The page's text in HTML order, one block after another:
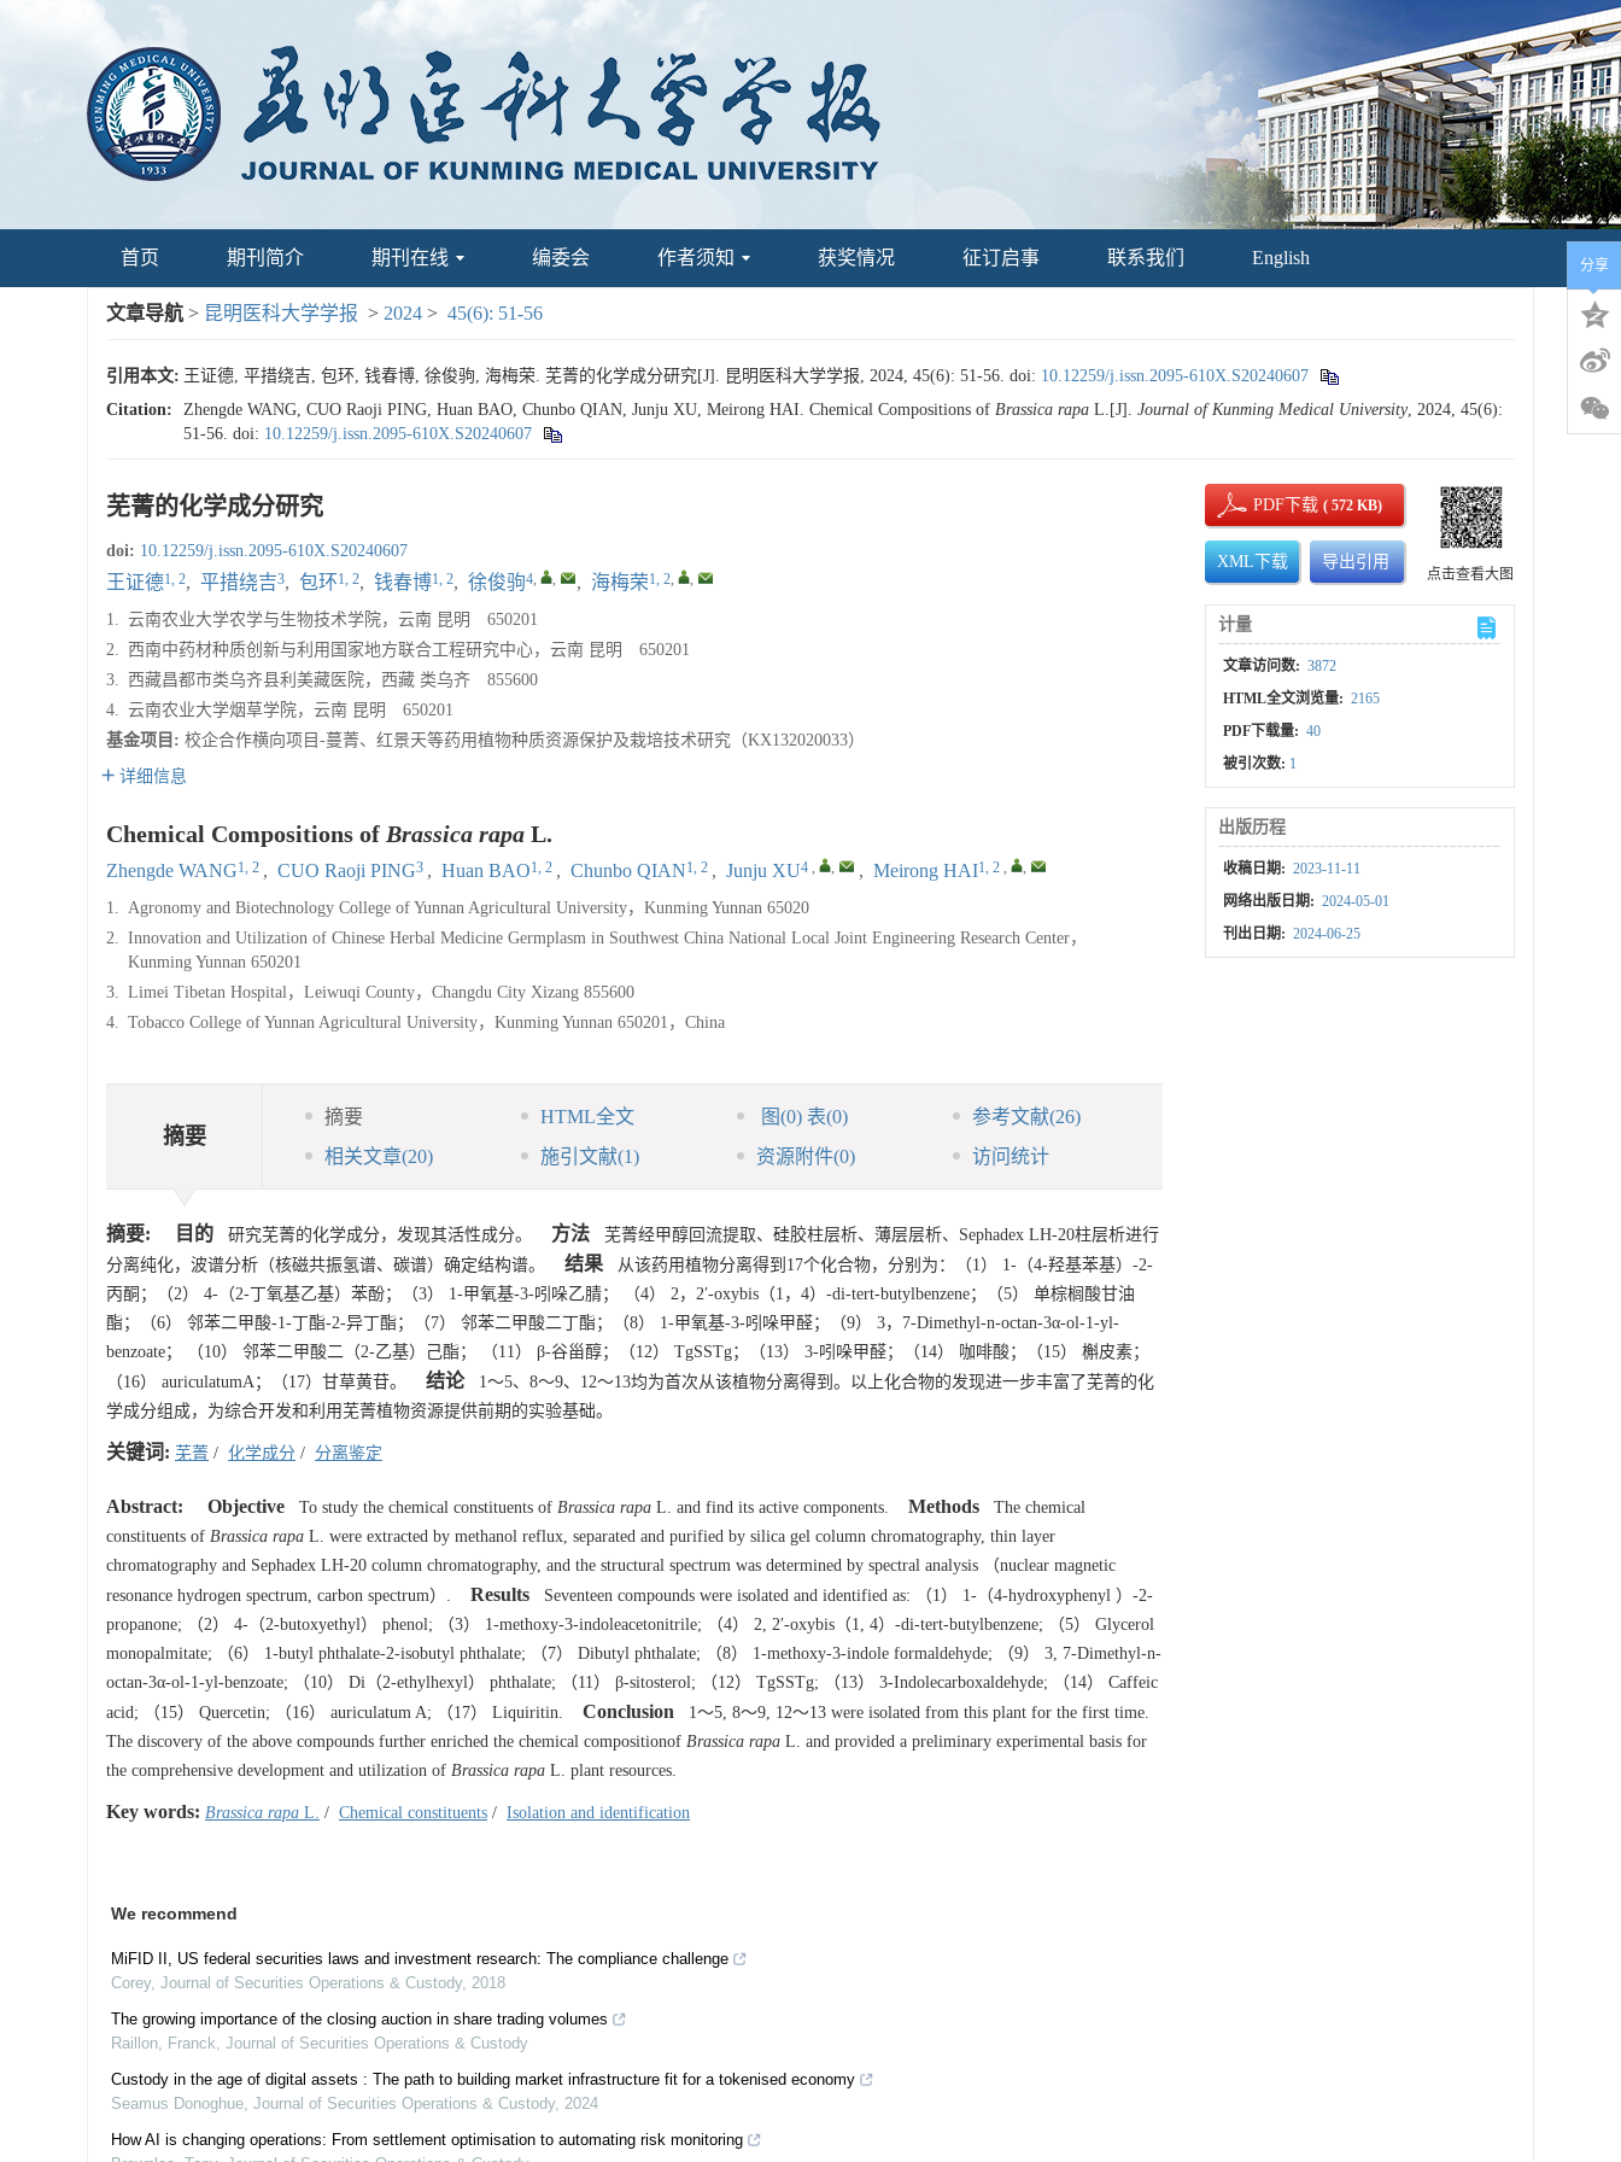
首页 期刊简介 期刊在线 编委会 作者须知 获奖情况 征订启事 联系我们 English
文章导航 > 昆明医科大学学报 > 2024 > 45(6): 51-56
引用本文: 王证德, 平措绕吉, 包环, 钱春博, 徐俊驹, 海梅荣. 芜菁的化学成分研究[J]. 昆明医科大学学报, 2024, 45(6): 51-56. doi: 10.12259/j.issn.2095-610X.S20240607
Citation:
Zhengde WANG, CUO Raoji PING, Huan BAO, Chunbo QIAN, Junju XU, Meirong HAI. Chemical Compositions of Brassica rapa L.[J]. Journal of Kunming Medical University, 2024, 45(6):
51-56. doi: 10.12259/j.issn.2095-610X.S20240607
芜菁的化学成分研究
doi: 10.12259/j.issn.2095-610X.S20240607
王证德1, 2, 平措绕吉3, 包环1, 2, 钱春博1, 2, 徐俊驹4, , , 海梅荣1, 2, ,
1. 云南农业大学农学与生物技术学院，云南 昆明 650201
2. 西南中药材种质创新与利用国家地方联合工程研究中心，云南 昆明 650201
3. 西藏昌都市类乌齐县利美藏医院，西藏 类乌齐 855600
4. 云南农业大学烟草学院，云南 昆明 650201
基金项目: 校企合作横向项目-蔓菁、红景天等药用植物种质资源保护及栽培技术研究（KX132020033）
详细信息
Chemical Compositions of Brassica rapa L.
Zhengde WANG1, 2 , CUO Raoji PING3 , Huan BAO1, 2 , Chunbo QIAN1, 2 , Junju XU4 , , , Meirong HAI1, 2 , ,
1. Agronomy and Biotechnology College of Yunnan Agricultural University，Kunming Yunnan 65020
2. Innovation and Utilization of Chinese Herbal Medicine Germplasm in Southwest China National Local Joint Engineering Research Center，
Kunming Yunnan 650201
3. Limei Tibetan Hospital，Leiwuqi County，Changdu City Xizang 855600
4. Tobacco College of Yunnan Agricultural University，Kunming Yunnan 650201，China
摘要
摘要 HTML全文 图(0) 表(0) 参考文献(26)
相关文章(20) 施引文献(1) 资源附件(0) 访问统计
摘要: 目的 研究芜菁的化学成分，发现其活性成分。 方法 芜菁经甲醇回流提取、硅胶柱层析、薄层层析、Sephadex LH-20柱层析进行
分离纯化，波谱分析（核磁共振氢谱、碳谱）确定结构谱。
结果 从该药用植物分离得到17个化合物，分别为：（1） 1-（4-羟基苯基）-2-
丙酮；（2） 4-（2-丁氧基乙基）苯酚；（3） 1-甲氧基-3-吲哚乙腈； （4） 2，2′-oxybis（1，4）-di-tert-butylbenzene；（5） 单棕榈酸甘油
酯；（6） 邻苯二甲酸-1-丁酯-2-异丁酯；（7） 邻苯二甲酸二丁酯；（8） 1-甲氧基-3-吲哚甲醛；（9） 3，7-Dimethyl-n-octan-3α-ol-1-yl-
benzoate； （10） 邻苯二甲酸二（2-乙基）己酯； （11） β-谷甾醇；（12） TgSSTg；（13） 3-吲哚甲醛；（14） 咖啡酸；（15） 槲皮素；
（16） auriculatumA；（17）甘草黄苷。
结论1～5、8～9、12～13均为首次从该植物分离得到。以上化合物的发现进一步丰富了芜菁的化
学成分组成，为综合开发和利用芜菁植物资源提供前期的实验基础。
关键词: 芜菁 / 化学成分 / 分离鉴定
Abstract: Objective To study the chemical constituents of Brassica rapa L. and find its active components. Methods The chemical
constituents of Brassica rapa L. were extracted by methanol reflux, separated and purified by silica gel column chromatography, thin layer
chromatography and Sephadex LH-20 column chromatography, and the structural spectrum was determined by spectral analysis （nuclear magnetic
resonance hydrogen spectrum, carbon spectrum）.
Results Seventeen compounds were isolated and identified as: （1） 1-（4-hydroxyphenyl ）-2-
propanone; （2） 4-（2-butoxyethyl） phenol; （3） 1-methoxy-3-indoleacetonitrile; （4） 2, 2′-oxybis（1, 4）-di-tert-butylbenzene; （5） Glycerol
monopalmitate; （6） 1-butyl phthalate-2-isobutyl phthalate; （7） Dibutyl phthalate; （8） 1-methoxy-3-indole formaldehyde; （9） 3, 7-Dimethyl-n-
octan-3α-ol-1-yl-benzoate; （10） Di（2-ethylhexyl） phthalate; （11） β-sitosterol; （12） TgSSTg; （13） 3-Indolecarboxaldehyde; （14） Caffeic
acid; （15） Quercetin; （16） auriculatum A; （17） Liquiritin.
Conclusion 1～5, 8～9, 12～13 were isolated from this plant for the first time.
The discovery of the above compounds further enriched the chemical compositionof Brassica rapa L. and provided a preliminary experimental basis for
the comprehensive development and utilization of Brassica rapa L. plant resources.
Key words: Brassica rapa L. / Chemical constituents / Isolation and identification
We recommend
MiFID II, US federal securities laws and investment research: The compliance challenge
Corey, Journal of Securities Operations & Custody, 2018
The growing importance of the closing auction in share trading volumes
Raillon, Franck, Journal of Securities Operations & Custody
Custody in the age of digital assets : The path to building market infrastructure fit for a tokenised economy
Seamus Donoghue, Journal of Securities Operations & Custody, 2024
How AI is changing operations: From settlement optimisation to automating risk monitoring
PDF下载( 572 KB)
XML下载 导出引用
点击查看大图
计量
文章访问数: 3872
HTML全文浏览量: 2165
PDF下载量: 40
被引次数: 1
出版历程
收稿日期: 2023-11-11
网络出版日期: 2024-05-01
刊出日期: 2024-06-25
分享